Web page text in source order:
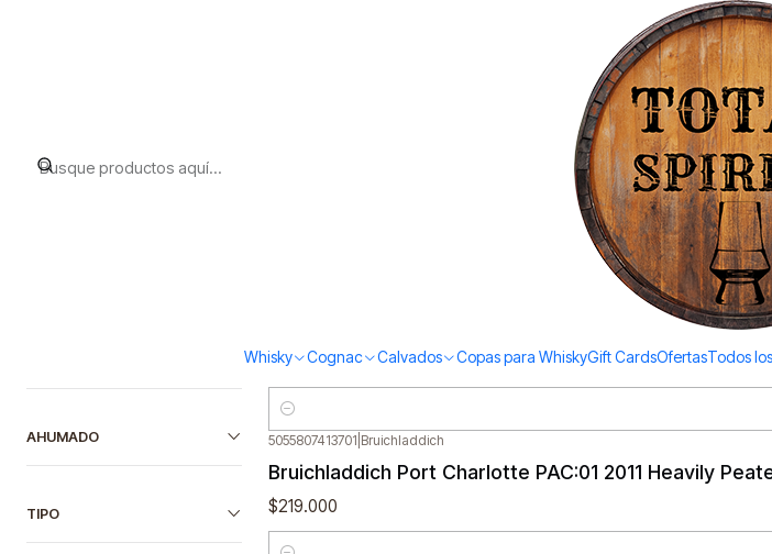
Whisky Cognac Calvados Copas para WhiskyGift CardsOfertasTodos
Todos los productos estan en
Filtrar Productos
AHUMADO
TIPO
Bruichladdich 8 The Laddie Eight (50% vol. 700ml)
Bruichladdich Islay Barley 2013 (50%vol. 700ml)
$99.000
Cantidad
5055807413701 Bruichladdich
Bruichladdich Port Charlotte PAC:01 2011 Heavily
$219.000